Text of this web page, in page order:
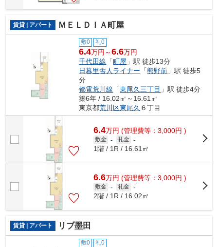
賃貸 | アパート ＭＥＬＤＩＡ町屋
敷0 礼0
6.4万円～6.6万円
千代田線 「町屋 」駅 徒歩13分
日暮里舎人ライナー 「熊野前 」駅 徒歩5
分
都電荒川線 「東尾久三丁目 」駅 徒歩4分
築6年 / 16.02㎡～16.61㎡
東京都荒川区東尾久 ６丁目
6.4万円 (管理費等：3,000円 )
敷金 - 礼金 -
1階 / 1R / 16.61㎡
6.6万円 (管理費等：3,000円 )
敷金 - 礼金 -
2階 / 1R / 16.02㎡
賃貸 | アパート リブ墨田
敷0 礼0